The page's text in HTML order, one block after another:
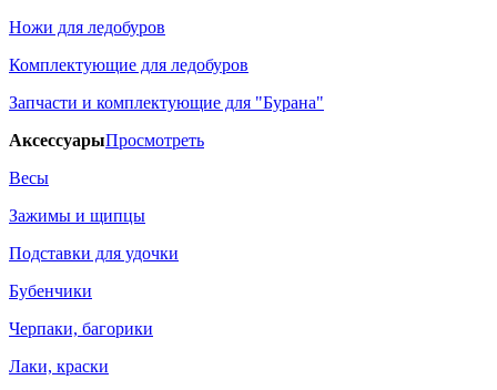
Ножи для ледобуров
Комплектующие для ледобуров
Запчасти и комплектующие для "Бурана"
АксессуарыПросмотреть
Весы
Зажимы и щипцы
Подставки для удочки
Бубенчики
Черпаки, багорики
Лаки, краски